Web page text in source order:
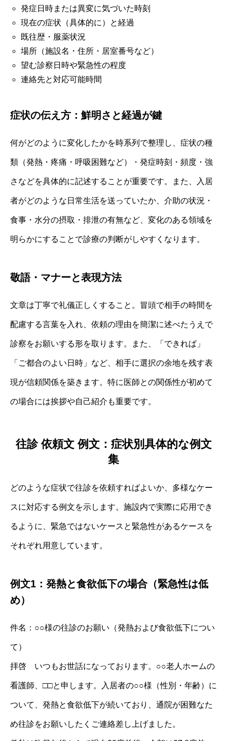
発症日時または異変に気づいた時刻
現在の症状（具体的に）と経過
既往歴・服薬状況
場所（施設名・住所・居室番号など）
望む診察日時や緊急性の程度
連絡先と対応可能時間
症状の伝え方：鮮明さと経過が鍵
何がどのように変化したかを時系列で整理し、症状の種
類（発熱・疼痛・呼吸困難など）・発症時刻・頻度・強
さなどを具体的に記述することが重要です。また、入居
者がどのような日常生活を送っていたか、介助の状況・
食事・水分の摂取・排泄の有無など、変化のある領域を
明らかにすることで診療の判断がしやすくなります。
敬語・マナーと表現方法
文章は丁寧で礼儀正しくすること。冒頭で相手の時間を
配慮する言葉を入れ、依頼の理由を簡潔に述べたうえで
診察をお願いする形を取ります。また、「できれば」
「ご都合のよい日時」など、相手に選択の余地を残す表
現が信頼関係を築きます。特に医師との関係性が初めて
の場合には挨拶や自己紹介も重要です。
往診 依頼文 例文：症状別具体的な例文
集
どのような症状で往診を依頼すればよいか、多様なケー
スに対応する例文を示します。施設内で実際に応用でき
るように、緊急ではないケースと緊急性があるケースを
それぞれ用意しています。
例文1：発熱と食欲低下の場合（緊急性は低
め）
件名：○○様の往診のお願い（発熱および食欲低下につい
て）
拝啓 いつもお世話になっております。○○老人ホームの
看護師、□□と申します。入居者の○○様（性別・年齢）に
ついて、発熱と食欲低下が続いており、通院が困難なた
め往診をお願いしたくご連絡差し上げました。